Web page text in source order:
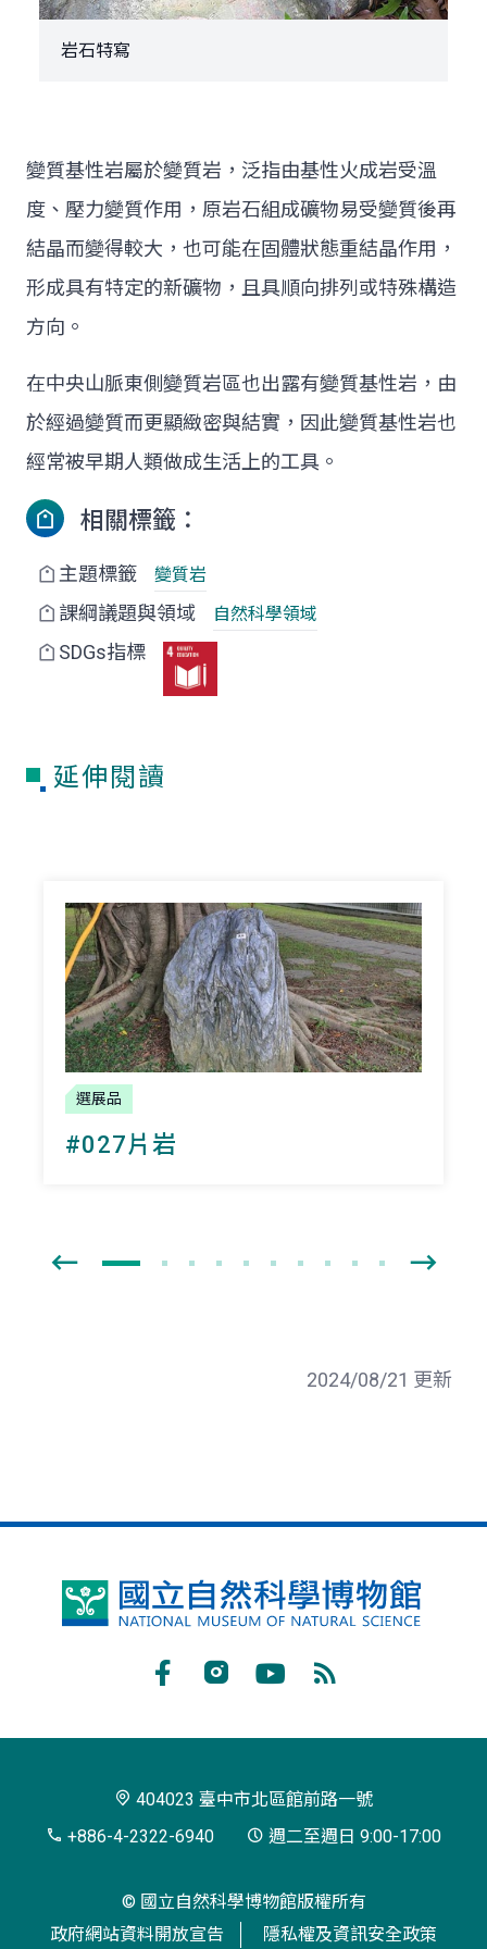
岩石特寫
變質基性岩屬於變質岩，泛指由基性火成岩受溫
度、壓力變質作用，原岩石組成礦物易受變質後再
結晶而變得較大，也可能在固體狀態重結晶作用，
形成具有特定的新礦物，且具順向排列或特殊構造
方向。
在中央山脈東側變質岩區也出露有變質基性岩，由
於經過變質而更顯緻密與結實，因此變質基性岩也
經常被早期人類做成生活上的工具。
相關標籤：
主題標籤 變質岩
課綱議題與領域 自然科學領域
SDGs指標
延伸閱讀
選展品
#027片岩
2024/08/21 更新
國
博
閱
404023 臺中市北區館前路一號
+886-4-2322-6940
週二至週日 9:00-17:00
© 國立自然科學博物館版權所有
政府網站資料開放宣告
隱私權及資訊安全政策